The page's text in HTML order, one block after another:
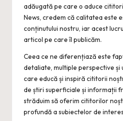
adăugată pe care o aduce
News, credem că calitatea este
conținutului nostru, iar acest
articol pe care îl publicăm.
Ceea ce ne diferențiază este
detaliate, multiple perspective și
care educă și inspiră cititorii
de știri superficiale și informații
străduim să oferim cititorilor
profundă a subiectelor de